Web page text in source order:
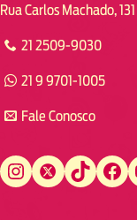
Rua Carlos Machado,
21 2509-9030
21 9 9701-1005
Fale Conosco
Instagram Twitter TikTok Facebook